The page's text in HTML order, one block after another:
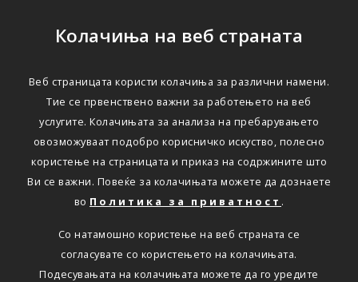
Колачиња на веб страната
Веб страницата користи колачиња за различни намени.
Тие се првенствено важни за работењето на веб
услугите. Колачињата за анализа на пребарувањето
овозможуваат подобро корисничко искуство, полесно
користење на страницата и приказ на содржините што
Ви се важни. Повеќе за колачињата можете да дознаете
во Политика за приватност .
Со натамошно користење на веб страната се
согласувате со користењето на колачињата.
Подесувањата на колачињата можете да го уредите